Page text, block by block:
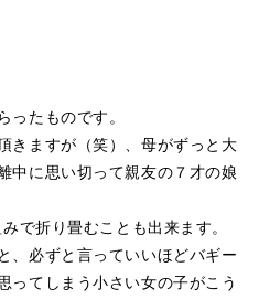
ったものです。
きますが（笑）、母がずっと大
中に思い切って親友の７才の娘
で折り畳むことも出来ます。
、必ずと言っていいほどバギー
ってしまう小さい女の子がこう